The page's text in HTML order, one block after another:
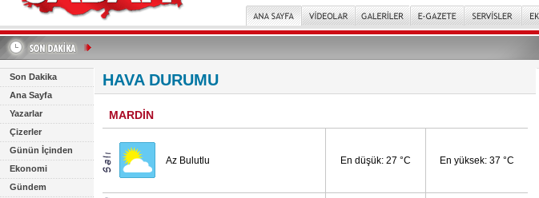
Son Dakika
Ana Sayfa
Yazarlar
Çizerler
Günün İçinden
Ekonomi
Gündem
HAVA DURUMU
MARDİN
Az Bulutlu En düşük: 27 °C En yüksek: 37 °C